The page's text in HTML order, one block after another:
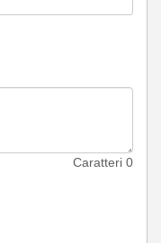
Caratteri 0